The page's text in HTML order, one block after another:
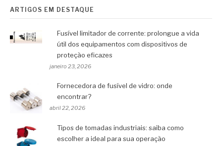
ARTIGOS EM DESTAQUE
Fusível limitador de corrente: prolongue a vida
útil dos equipamentos com dispositivos de
proteção eficazes
janeiro 23, 2026
Fornecedora de fusível de vidro: onde
encontrar?
abril 22, 2026
Tipos de tomadas industriais: saiba como
escolher a ideal para sua operação